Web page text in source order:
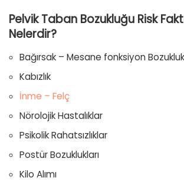
Pelvik Taban Bozukluğu Risk
Nelerdir?
Bağırsak – Mesane fonksiyon
Kabızlık
İnme – Felç
Nörolojik Hastalıklar
Psikolik Rahatsızlıklar
Postür Bozuklukları
Kilo Alımı